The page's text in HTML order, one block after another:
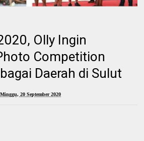
Olly Ingin
Competition
Daerah di Sulut
Minggu, 20 September 2020